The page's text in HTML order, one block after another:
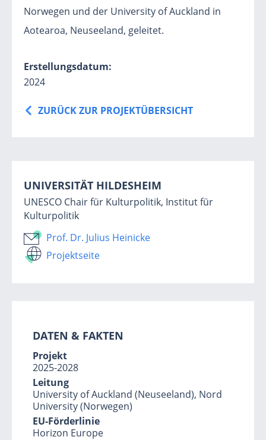
UNIVERSITÄT HILDESHEIM
UNESCO Chair für Kulturpolitik, Institut für
Kulturpolitik
Prof. Dr. Julius Heinicke
Projektseite
DATEN & FAKTEN
Projekt
2025-2028
Leitung
University of Auckland (Neuseeland), Nord
University (Norwegen)
EU-Förderlinie
Horizon Europe
Norwegen und der University of Auckland in
Aotearoa, Neuseeland, geleitet.
Erstellungsdatum:
2024
ZURÜCK ZUR PROJEKTÜBERSICHT